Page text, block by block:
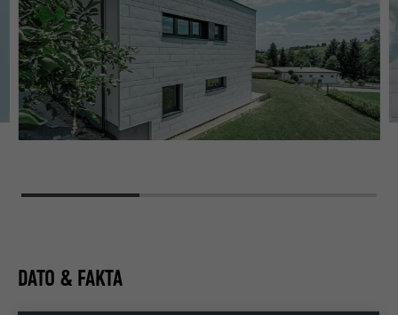
DATO & FAKTA